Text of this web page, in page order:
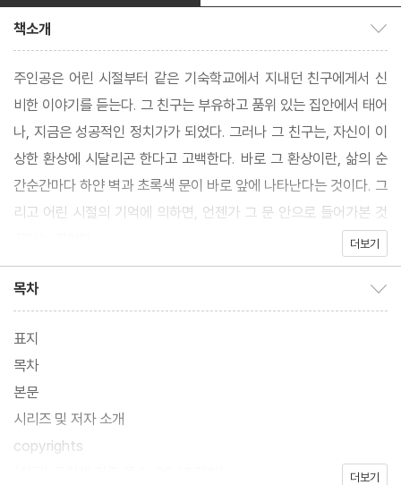
책소개
주인공은 어린 시절부터 같은 기숙학교에서 지내던 친구에게서 신
비한 이야기를 듣는다. 그 친구는 부유하고 품위 있는 집안에서 태어
나, 지금은 성공적인 정치가가 되었다. 그러나 그 친구는, 자신이 이
상한 환상에 시달리곤 한다고 고백한다. 바로 그 환상이란, 삶의 순
간순간마다 하얀 벽과 초록색 문이 바로 앞에 나타난다는 것이다. 그
리고 어린 시절의 기억에 의하면, 언젠가 그 문 안으로 들어가본 것
더보기
목차
표지
목차
본문
시리즈 및 저자 소개
copyrights
더보기